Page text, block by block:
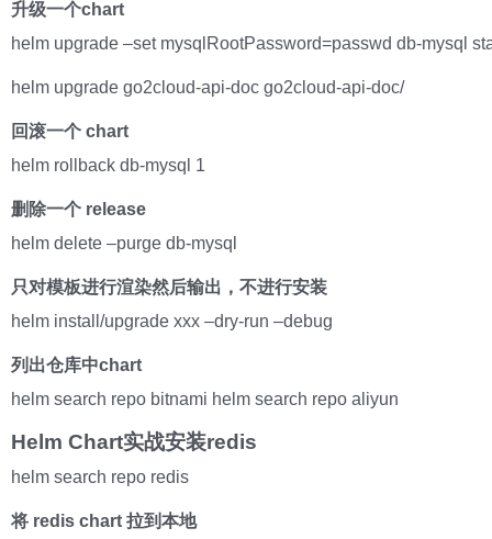
升级一个chart
helm upgrade –set mysqlRootPassword=passwd db-mysql
helm upgrade go2cloud-api-doc go2cloud-api-doc/
回滚一个 chart
helm rollback db-mysql 1
删除一个 release
helm delete –purge db-mysql
只对模板进行渲染然后输出，不进行安装
helm install/upgrade xxx –dry-run –debug
列出仓库中chart
helm search repo bitnami helm search repo aliyun
Helm Chart实战安装redis
helm search repo redis
将 redis chart 拉到本地